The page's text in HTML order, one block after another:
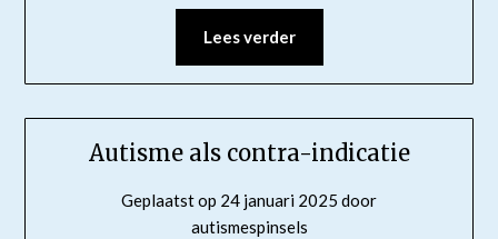
Lees verder
Autisme als contra-indicatie
Geplaatst op 24 januari 2025 door
autismespinsels